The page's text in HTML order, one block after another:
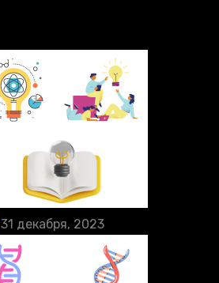
31 декабря, 2023